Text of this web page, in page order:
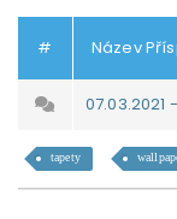
# Název
07.03.2021
tapety